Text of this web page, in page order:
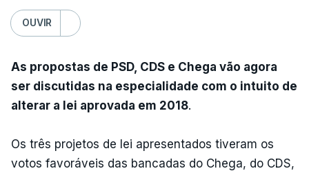
OUVIR
As propostas de PSD, CDS e Chega vão agora
ser discutidas na especialidade com o intuito de
alterar a lei aprovada em 2018.
Os três projetos de lei apresentados tiveram os
votos favoráveis das bancadas do Chega, do CDS,